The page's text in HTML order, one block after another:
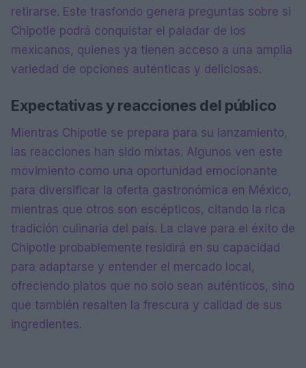
retirarse. Este trasfondo genera preguntas sobre si
Chipotle podrá conquistar el paladar de los
mexicanos, quienes ya tienen acceso a una amplia
variedad de opciones auténticas y deliciosas.
Expectativas y reacciones del público
Mientras Chipotle se prepara para su lanzamiento,
las reacciones han sido mixtas. Algunos ven este
movimiento como una oportunidad emocionante
para diversificar la oferta gastronómica en México,
mientras que otros son escépticos, citando la rica
tradición culinaria del país. La clave para el éxito de
Chipotle probablemente residirá en su capacidad
para adaptarse y entender el mercado local,
ofreciendo platos que no solo sean auténticos, sino
que también resalten la frescura y calidad de sus
ingredientes.